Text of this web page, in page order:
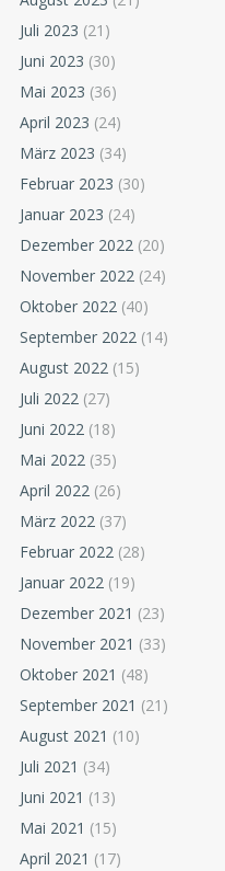
Juli 2023 (21)
Juni 2023 (30)
Mai 2023 (36)
April 2023 (24)
März 2023 (34)
Februar 2023 (30)
Januar 2023 (24)
Dezember 2022 (20)
November 2022 (24)
Oktober 2022 (40)
September 2022 (14)
August 2022 (15)
Juli 2022 (27)
Juni 2022 (18)
Mai 2022 (35)
April 2022 (26)
März 2022 (37)
Februar 2022 (28)
Januar 2022 (19)
Dezember 2021 (23)
November 2021 (33)
Oktober 2021 (48)
September 2021 (21)
August 2021 (10)
Juli 2021 (34)
Juni 2021 (13)
Mai 2021 (15)
April 2021 (17)